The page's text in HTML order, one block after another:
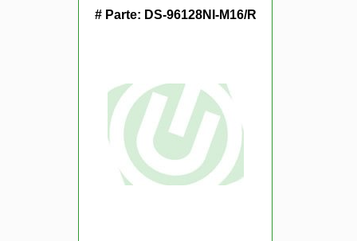
# Parte: DS-96128NI-M16/R